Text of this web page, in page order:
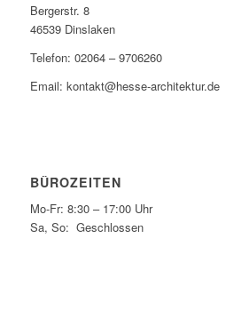
Bergerstr. 8
46539 Dinslaken
Telefon: ‭02064 – 9706260‬
Email: kontakt@hesse-architektur.de
BÜROZEITEN
Mo-Fr: 8:30 – 17:00 Uhr
Sa, So: Geschlossen